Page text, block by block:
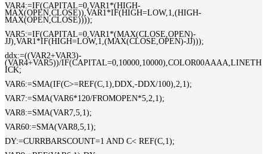
VAR4:=IF(CAPITAL=0,VAR1*(HIGH-
MAX(OPEN,CLOSE)),VAR1*IF(HIGH=LOW,1,(HIGH-
MAX(OPEN,CLOSE))));
VAR5:=IF(CAPITAL=0,VAR1*(MAX(CLOSE,OPEN)-
JJ),VAR1*IF(HIGH=LOW,1,(MAX(CLOSE,OPEN)-JJ)));
ddx:=((VAR2+VAR3)-
(VAR4+VAR5))/IF(CAPITAL=0,10000,10000),COLOR00AAAA,LINETH
ICK;
VAR6:=SMA(IF(C>=REF(C,1),DDX,-DDX/100),2,1);
VAR7:=SMA(VAR6*120/FROMOPEN*5,2,1);
VAR8:=SMA(VAR7,5,1);
VAR60:=SMA(VAR8,5,1);
DY:=CURRBARSCOUNT=1 AND C< REF(C,1);